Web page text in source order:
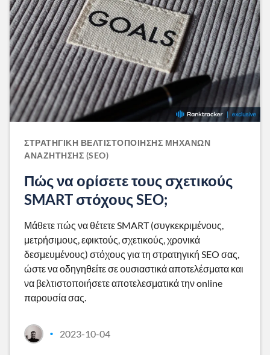
ΣΤΡΑΤΗΓΙΚΉ ΒΕΛΤΙΣΤΟΠΟΊΗΣΗΣ ΜΗΧΑΝΏΝ
ΑΝΑΖΉΤΗΣΗΣ (SEO)
Πώς να ορίσετε τους σχετικούς
SMART στόχους SEO;
Μάθετε πώς να θέτετε SMART (συγκεκριμένους,
μετρήσιμους, εφικτούς, σχετικούς, χρονικά
δεσμευμένους) στόχους για τη στρατηγική SEO σας,
ώστε να οδηγηθείτε σε ουσιαστικά αποτελέσματα και
να βελτιστοποιήσετε αποτελεσματικά την online
παρουσία σας.
• 2023-10-04